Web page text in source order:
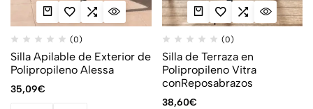
(0)
Silla Apilable de Exterior de
Polipropileno Alessa
35,09€
(0)
Silla de Terraza en
Polipropileno Vitra
conReposabrazos
38,60€